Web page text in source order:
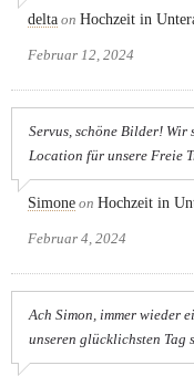
delta on Hochzeit in
Februar 12, 2024
Servus, schöne Bilder! Wir
Location für unsere Freie
Simone on Hochzeit in
Februar 4, 2024
Ach Simon, immer wieder
unseren glücklichsten Tag